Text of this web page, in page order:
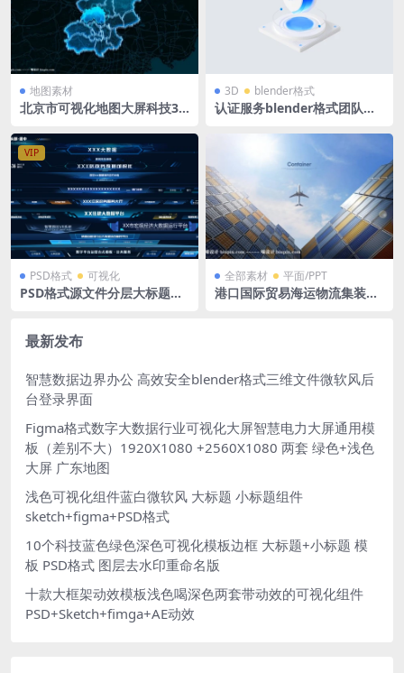
地图素材
北京市可视化地图大屏科技3D
钢笔路径分层
3D blender格式
认证服务blender格式团队安
on微软风含PNG
VIP
PSD格式 可视化
PSD格式源文件分层大标题小
全部素材 平面/PPT
港口国际贸易海运物流集装箱
最新发布
智慧数据边界办公 高效安全blender格式三维文件微软风后
台登录界面
Figma格式数字大数据行业可视化大屏智慧电力大屏通用模
板（差别不大）1920X1080 +2560X1080 两套 绿色+浅色
大屏 广东地图
浅色可视化组件蓝白微软风 大标题 小标题组件
sketch+figma+PSD格式
10个科技蓝色绿色深色可视化模板边框 大标题+小标题 模
板 PSD格式 图层去水印重命名版
十款大框架动效模板浅色喝深色两套带动效的可视化组件
PSD+Sketch+fimga+AE动效